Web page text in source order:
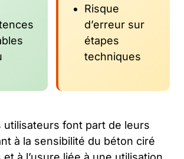
Risque
d’erreur sur
étapes
techniques
utilisateurs font part de leurs
à la sensibilité du béton ciré